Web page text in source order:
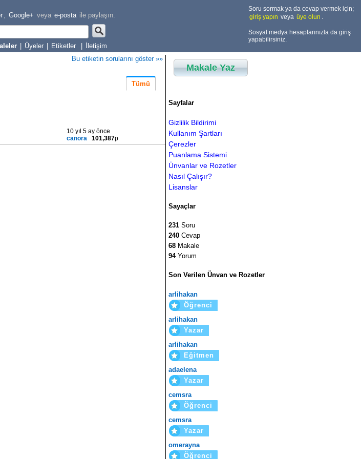
, Google+ veya e-posta ile paylaşın.
Üyeler Etiketler İletişim
Soru sormak ya da cevap vermek için;
giriş yapın veya üye olun .
Sosyal medya hesaplarınızla da giriş
yapabilirsiniz.
Bu etiketin sorularını göster »»
Tümü
10 yıl 5 ay önce
canora
101,387p
Makale Yaz
Sayfalar
Gizlilik Bildirimi
Kullanım Şartları
Çerezler
Puanlama Sistemi
Ünvanlar ve Rozetler
Nasıl Çalışır?
Lisanslar
Sayaçlar
231 Soru
240 Cevap
68 Makale
94Yorum
Son Verilen Ünvan ve Rozetler
arlihakan
Öğrenci
arlihakan
Yazar
arlihakan
Eğitmen
adaelena
Yazar
cemsra
Öğrenci
cemsra
Yazar
omerayna
Öğrenci